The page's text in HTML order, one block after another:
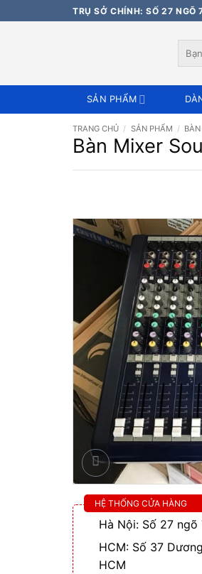
qua
TRỤ SỞ CHÍNH: SỐ 27
kiếm:
SẢN PHẨM
TRANG CHỦ / SẢN PHẨM /
Bàn Mixer
HỆ THỐNG CỬA HÀNG
Hà Nội: Số 27
HCM: Số 37
HCM